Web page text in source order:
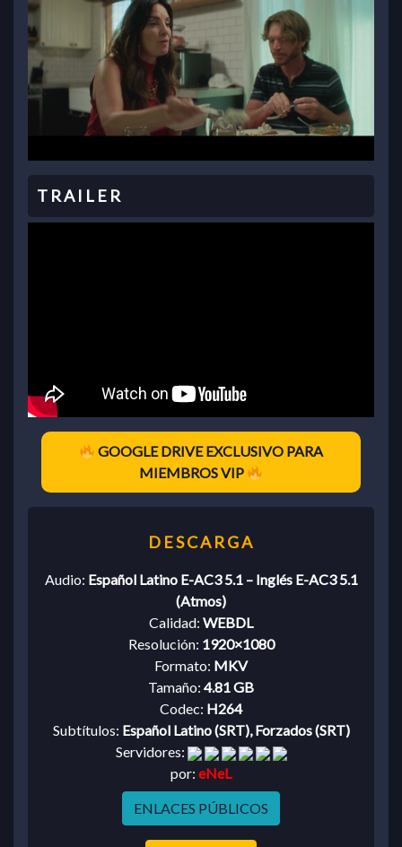
GOOGLE DRIVE EXCLUSIVO PARA
MIEMBROS VIP
Audio: Español Latino E-AC3 5.1 – Inglés E-AC3 5.1
(Atmos)
Calidad: WEBDL
Resolución: 1920×1080
Formato: MKV
Tamaño: 4.81 GB
Codec: H264
Subtítulos: Español Latino (SRT), Forzados (SRT)
Servidores:
por: eNeL
ENLACES PÚBLICOS